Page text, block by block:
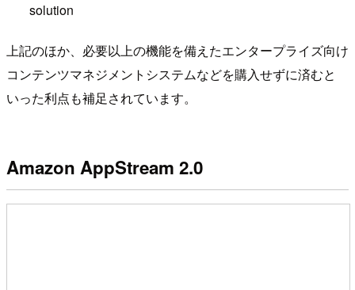
solution
上記のほか、必要以上の機能を備えたエンタープライズ向け
コンテンツマネジメントシステムなどを購入せずに済むと
いった利点も補足されています。
Amazon AppStream 2.0